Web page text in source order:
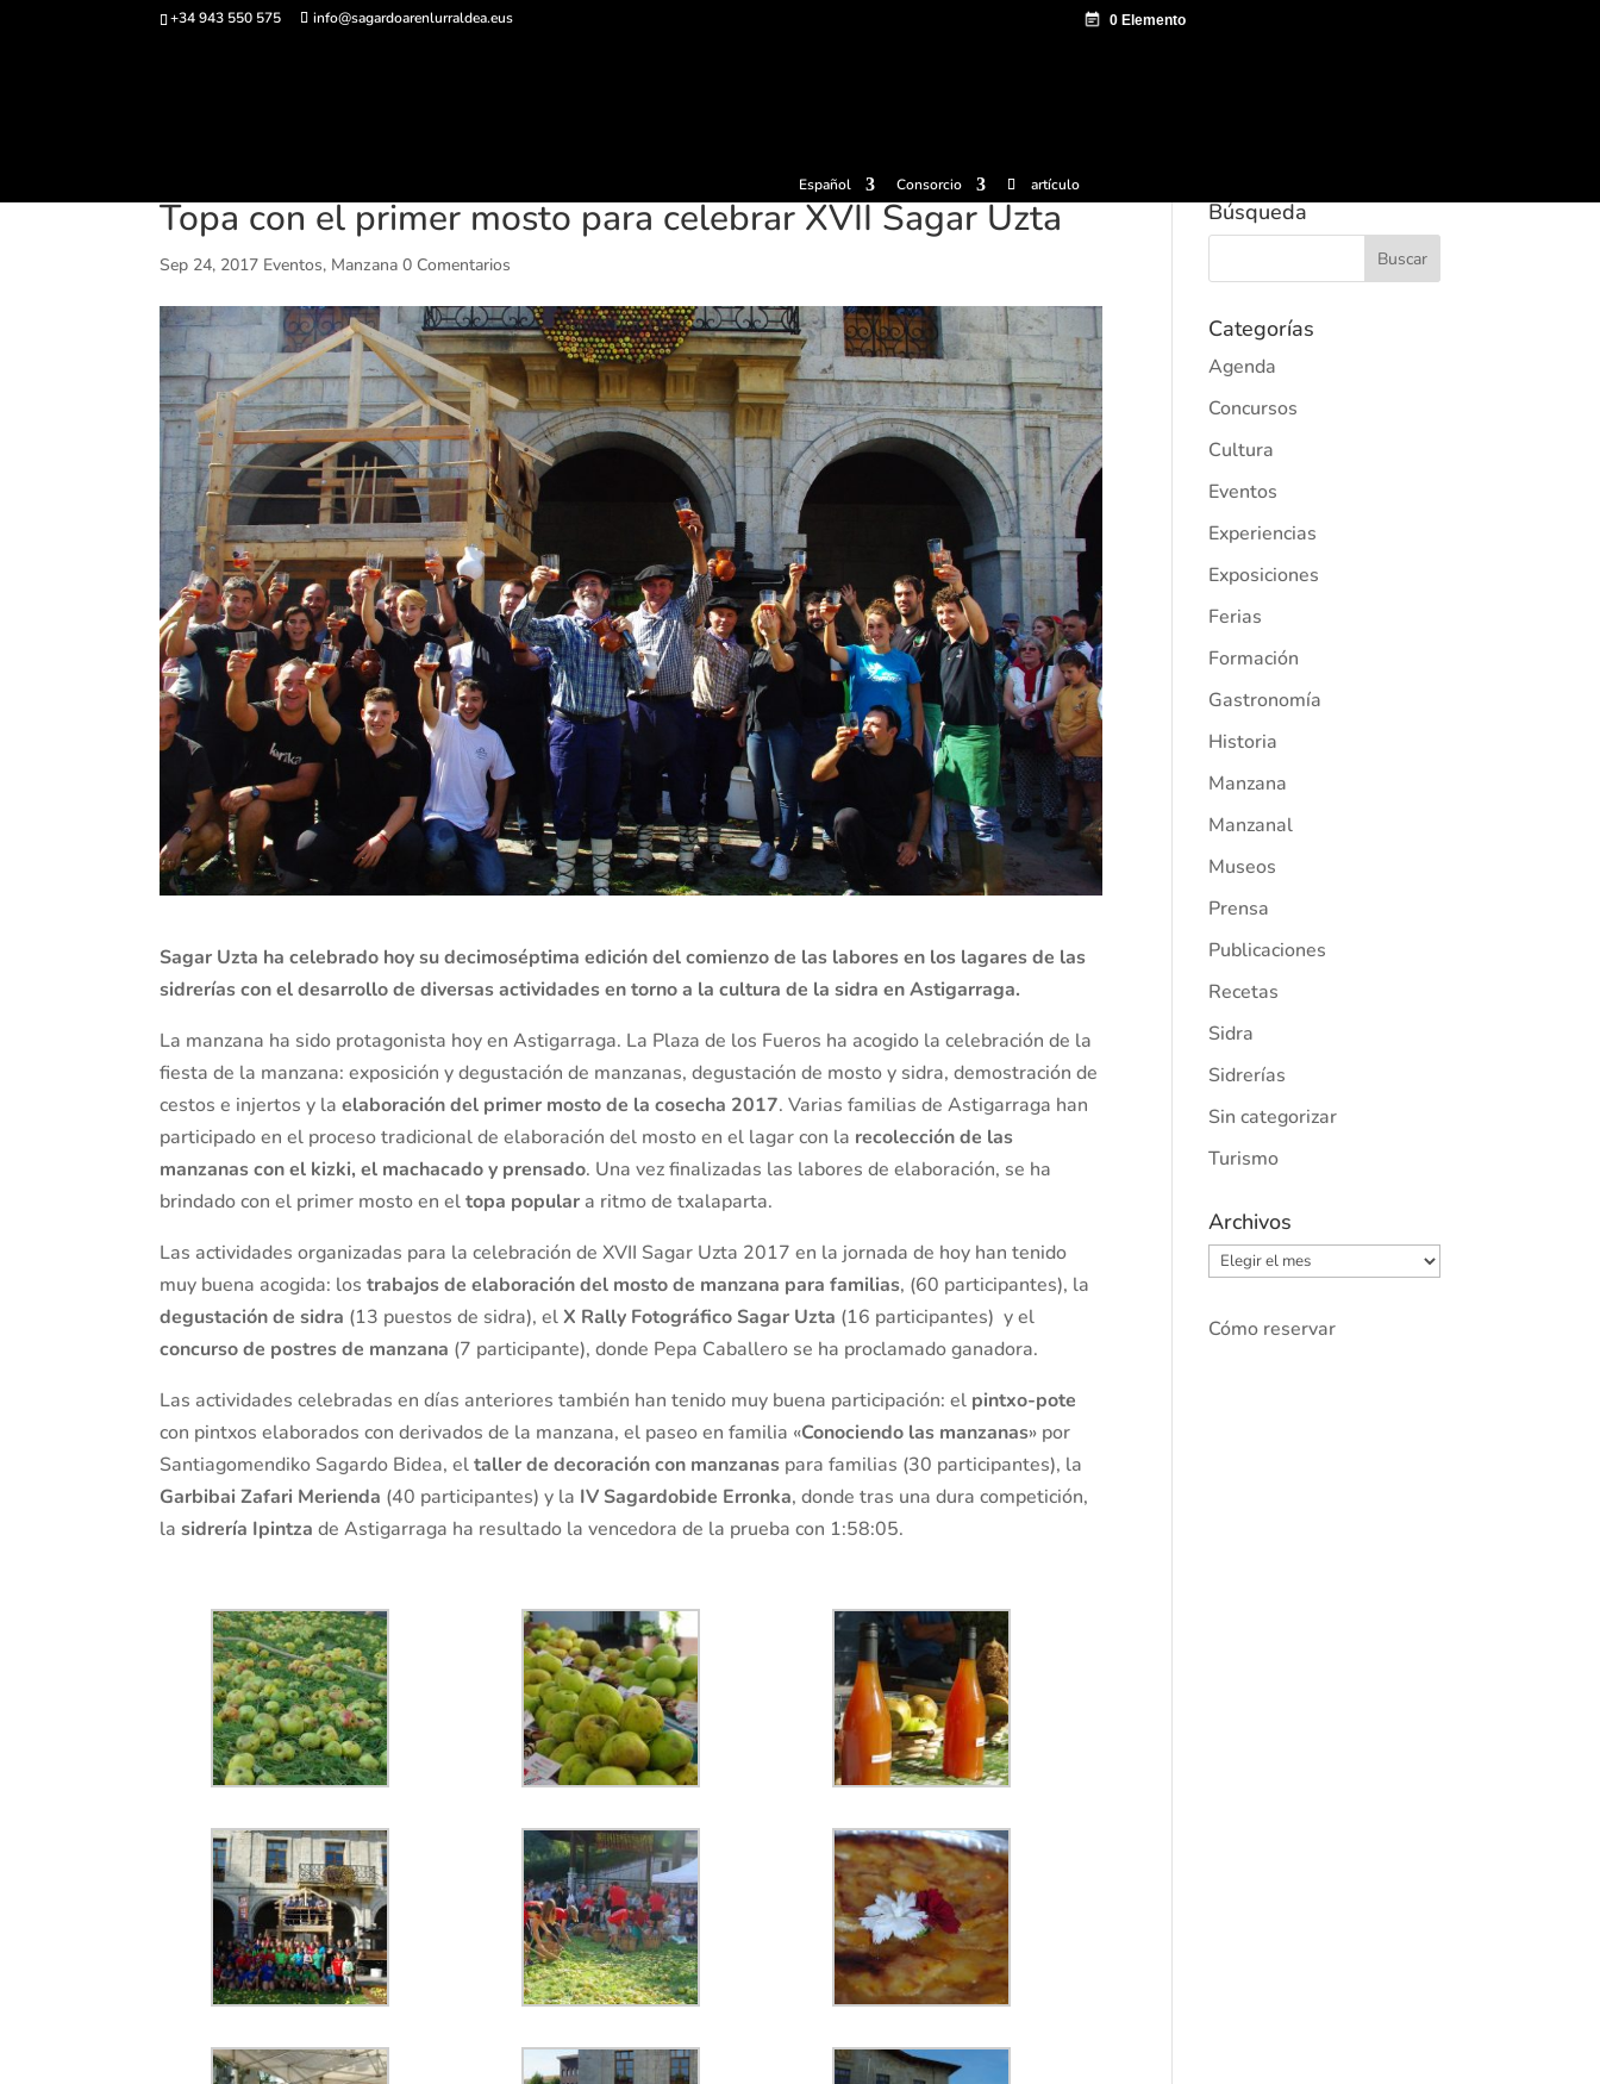
+34 943 550 575 info@sagardoarenlurraldea.eus
Español Consorcio artículo
Topa con el primer mosto para celebrar XVII Sagar Uzta
Sep 24, 2017 Eventos, Manzana 0 Comentarios
Sagar Uzta ha celebrado hoy su decimoséptima edición del comienzo de las labores en los lagares de las
sidrerías con el desarrollo de diversas actividades en torno a la cultura de la sidra en Astigarraga.
La manzana ha sido protagonista hoy en Astigarraga. La Plaza de los Fueros ha acogido la celebración de la
fiesta de la manzana: exposición y degustación de manzanas, degustación de mosto y sidra, demostración de
cestos e injertos y la elaboración del primer mosto de la cosecha 2017. Varias familias de Astigarraga han
participado en el proceso tradicional de elaboración del mosto en el lagar con la recolección de las
manzanas con el kizki, el machacado y prensado. Una vez finalizadas las labores de elaboración, se ha
brindado con el primer mosto en eltopa popular a ritmo de txalaparta.
Las actividades organizadas para la celebración de XVII Sagar Uzta 2017 en la jornada de hoy han tenido
muy buena acogida: lostrabajos de elaboración del mosto de manzana para familias, (60 participantes), la
degustación de sidra (13 puestos de sidra), elX Rally Fotográfico Sagar Uzta (16 participantes) y el
concurso de postres de manzana (7 participante), donde Pepa Caballero se ha proclamado ganadora.
Las actividades celebradas en días anteriores también han tenido muy buena participación: el pintxo-pote
con pintxos elaborados con derivados de la manzana, el paseo en familia «Conociendo las manzanas» por
Santiagomendiko Sagardo Bidea, eltaller de decoración con manzanas para familias (30 participantes), la
Garbibai Zafari Merienda (40 participantes) y la IV Sagardobide Erronka, donde tras una dura competición,
lasidrería Ipintzade Astigarraga ha resultado la vencedora de la prueba con 1:58:05.
Búsqueda
Categorías
Agenda
Concursos
Cultura
Eventos
Experiencias
Exposiciones
Ferias
Formación
Gastronomía
Historia
Manzana
Manzanal
Museos
Prensa
Publicaciones
Recetas
Sidra
Sidrerías
Sin categorizar
Turismo
Archivos
Archivos
Cómo reservar